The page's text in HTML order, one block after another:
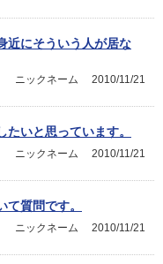
近にそういう人が居な
2010/11/21
ニックネーム
いと思っています。
2010/11/21
ニックネーム
質問です。
2010/11/21
ニックネーム